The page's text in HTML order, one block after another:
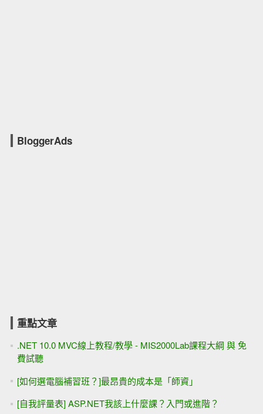
BloggerAds
重點文章
.NET 10.0 MVC線上教程/教學 - MIS2000Lab課程大綱 與 免
費試聽
[如何選電腦補習班？]最昂貴的成本是「師資」
[自我評量表] ASP.NET我該上什麼課？入門或進階？